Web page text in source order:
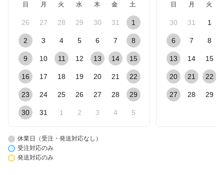
日 月 火 水 木 金 土
26 27 28 29 30 31 1
2 3 4 5 6 7 8
9 10 11 12 13 14 15
16 17 18 19 20 21 22
23 24 25 26 27 28 29
30 31 1 2 3 4 5
日 月 火
30 31 1
6 7 8
13 14 15
20 21 22
27 28 29
休業日（受注・発送対応なし）
受注対応のみ
発送対応のみ